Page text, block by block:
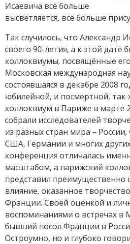
Исаевича всё больше
высветляется, всё больше
Так случилось, что Александр
своего 90-летия, а к этой дате
коллоквиумы, посвящённые
Московская международная
состоявшаяся в декабре 2008
юбилейной, и посмертной, так
коллоквиум в Париже в марте
собрали исследователей
из разных стран мира –
США, Германии и многих
конференция отличалась
масштабом, а парижский
представил преимущественно
влияние, оказанное
Франции. Своей оценкой и
воспоминаниями о встречах в
бывший посол Франции в
Остроумно, но и глубоко